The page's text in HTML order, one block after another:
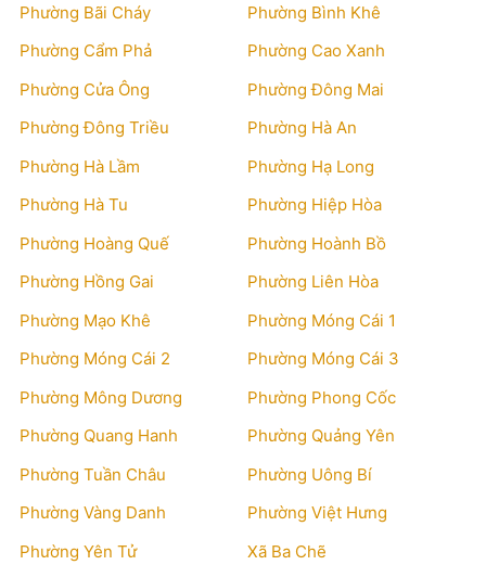
Phường Bãi Cháy
Phường Bình Khê
Phường Cẩm Phả
Phường Cao Xanh
Phường Cửa Ông
Phường Đông Mai
Phường Đông Triều
Phường Hà An
Phường Hà Lầm
Phường Hạ Long
Phường Hà Tu
Phường Hiệp Hòa
Phường Hoàng Quế
Phường Hoành Bồ
Phường Hồng Gai
Phường Liên Hòa
Phường Mạo Khê
Phường Móng Cái 1
Phường Móng Cái 2
Phường Móng Cái 3
Phường Mông Dương
Phường Phong Cốc
Phường Quang Hanh
Phường Quảng Yên
Phường Tuần Châu
Phường Uông Bí
Phường Vàng Danh
Phường Việt Hưng
Phường Yên Tử
Xã Ba Chẽ